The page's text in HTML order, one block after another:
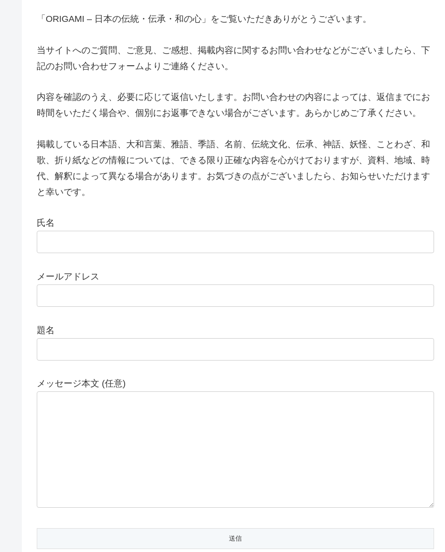
「ORIGAMI – 日本の伝統・伝承・和の心」をご覧いただきありがとうございます。
当サイトへのご質問、ご意見、ご感想、掲載内容に関するお問い合わせなどがございましたら、下
記のお問い合わせフォームよりご連絡ください。
内容を確認のうえ、必要に応じて返信いたします。お問い合わせの内容によっては、返信までにお
時間をいただく場合や、個別にお返事できない場合がございます。あらかじめご了承ください。
掲載している日本語、大和言葉、雅語、季語、名前、伝統文化、伝承、神話、妖怪、ことわざ、和
歌、折り紙などの情報については、できる限り正確な内容を心がけておりますが、資料、地域、時
代、解釈によって異なる場合があります。お気づきの点がございましたら、お知らせいただけます
と幸いです。
氏名
メールアドレス
題名
メッセージ本文 (任意)